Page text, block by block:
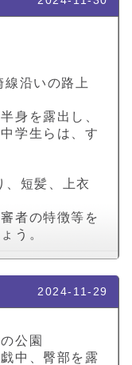
沿いの路上
身を露出し、
学生らは、す
短髪、上衣
者の特徴等を
う。
2024-11-29
公園
中、臀部を露